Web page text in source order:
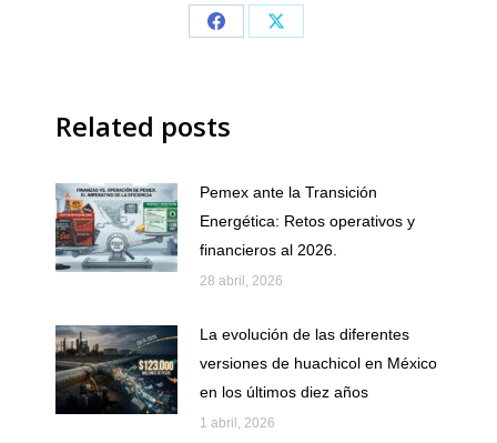
Share
Share
Related posts
Pemex ante la Transición
Energética: Retos operativos y
financieros al 2026.
28 abril, 2026
La evolución de las diferentes
versiones de huachicol en México
en los últimos diez años
1 abril, 2026